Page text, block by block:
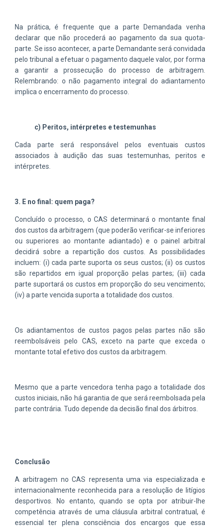
Na prática, é frequente que a parte Demandada venha
declarar que não procederá ao pagamento da sua quota-
parte. Se isso acontecer, a parte Demandante será convidada
pelo tribunal a efetuar o pagamento daquele valor, por forma
a garantir a prossecução do processo de arbitragem.
Relembrando: o não pagamento integral do adiantamento
implica o encerramento do processo.
c) Peritos, intérpretes e testemunhas
Cada parte será responsável pelos eventuais custos
associados à audição das suas testemunhas, peritos e
intérpretes.
3. E no final: quem paga?
Concluído o processo, o CAS determinará o montante final
dos custos da arbitragem (que poderão verificar-se inferiores
ou superiores ao montante adiantado) e o painel arbitral
decidirá sobre a repartição dos custos. As possibilidades
incluem: (i) cada parte suporta os seus custos; (ii) os custos
são repartidos em igual proporção pelas partes; (iii) cada
parte suportará os custos em proporção do seu vencimento;
(iv) a parte vencida suporta a totalidade dos custos.
Os adiantamentos de custos pagos pelas partes não são
reembolsáveis pelo CAS, exceto na parte que exceda o
montante total efetivo dos custos da arbitragem.
Mesmo que a parte vencedora tenha pago a totalidade dos
custos iniciais, não há garantia de que será reembolsada pela
parte contrária. Tudo depende da decisão final dos árbitros.
Conclusão
A arbitragem no CAS representa uma via especializada e
internacionalmente reconhecida para a resolução de litígios
desportivos. No entanto, quando se opta por atribuir-lhe
competência através de uma cláusula arbitral contratual, é
essencial ter plena consciência dos encargos que essa